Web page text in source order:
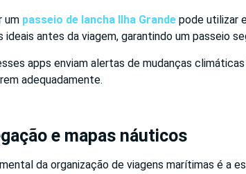
um passeio de lancha Ilha Grande pode utilizar
antes da viagem, garantindo um passeio
apps enviam alertas de mudanças
adequadamente.
e mapas náuticos
da organização de viagens marítimas é a